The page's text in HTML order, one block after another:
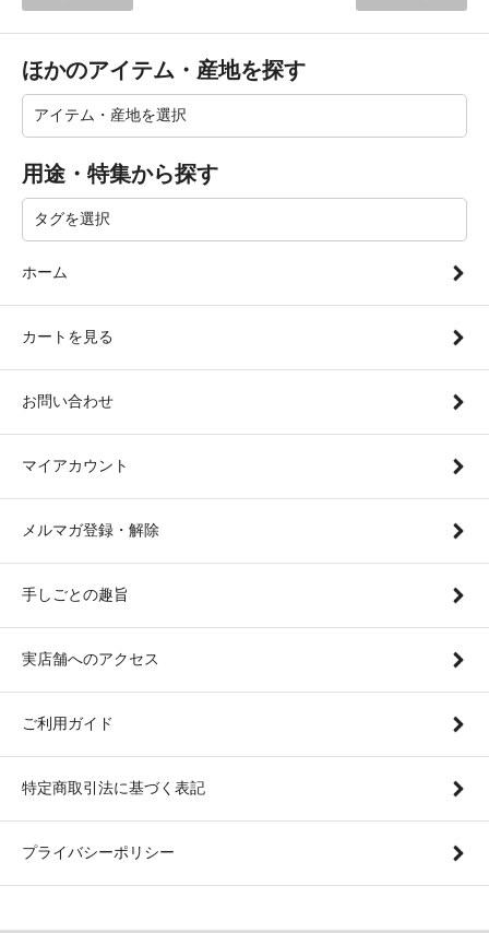
ほかのアイテム・産地を探す
用途・特集から探す
ホーム
カートを見る
お問い合わせ
マイアカウント
メルマガ登録・解除
手しごとの趣旨
実店舗へのアクセス
ご利用ガイド
特定商取引法に基づく表記
プライバシーポリシー